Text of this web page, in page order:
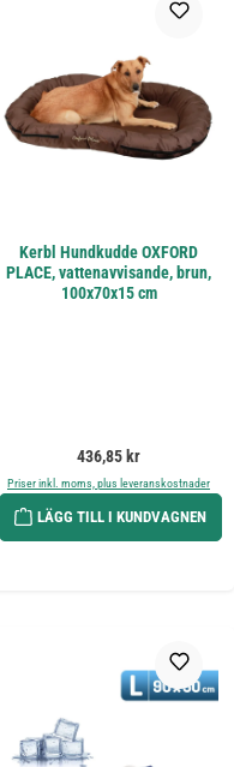
Kerbl Hundkudde OXFORD
PLACE, vattenavvisande, brun,
100x70x15 cm
Ordinarie pris:
436,85 kr
Priser inkl. moms, plus leveranskostnader
LÄGG TILL I KUNDVAGNEN